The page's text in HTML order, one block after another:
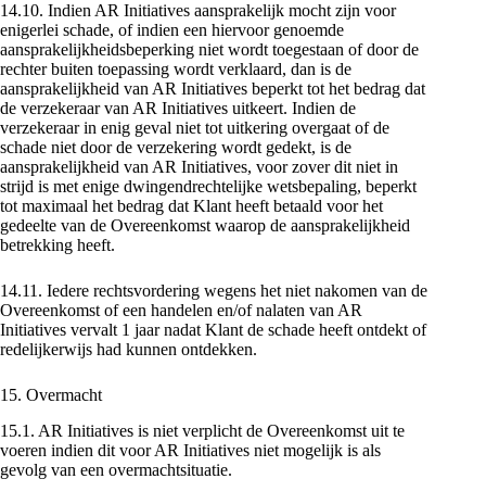
14.10. Indien AR Initiatives aansprakelijk mocht zijn voor
enigerlei schade, of indien een hiervoor genoemde
aansprakelijkheidsbeperking niet wordt toegestaan of door de
rechter buiten toepassing wordt verklaard, dan is de
aansprakelijkheid van AR Initiatives beperkt tot het bedrag dat
de verzekeraar van AR Initiatives uitkeert. Indien de
verzekeraar in enig geval niet tot uitkering overgaat of de
schade niet door de verzekering wordt gedekt, is de
aansprakelijkheid van AR Initiatives, voor zover dit niet in
strijd is met enige dwingendrechtelijke wetsbepaling, beperkt
tot maximaal het bedrag dat Klant heeft betaald voor het
gedeelte van de Overeenkomst waarop de aansprakelijkheid
betrekking heeft.
14.11. Iedere rechtsvordering wegens het niet nakomen van de
Overeenkomst of een handelen en/of nalaten van AR
Initiatives vervalt 1 jaar nadat Klant de schade heeft ontdekt of
redelijkerwijs had kunnen ontdekken.
15. Overmacht
15.1. AR Initiatives is niet verplicht de Overeenkomst uit te
voeren indien dit voor AR Initiatives niet mogelijk is als
gevolg van een overmachtsituatie.